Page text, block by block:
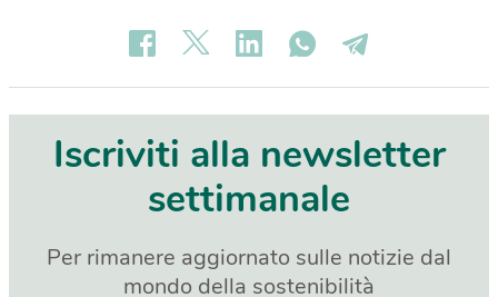
Iscriviti alla newsletter
settimanale
Per rimanere aggiornato sulle notizie dal
mondo della sostenibilità